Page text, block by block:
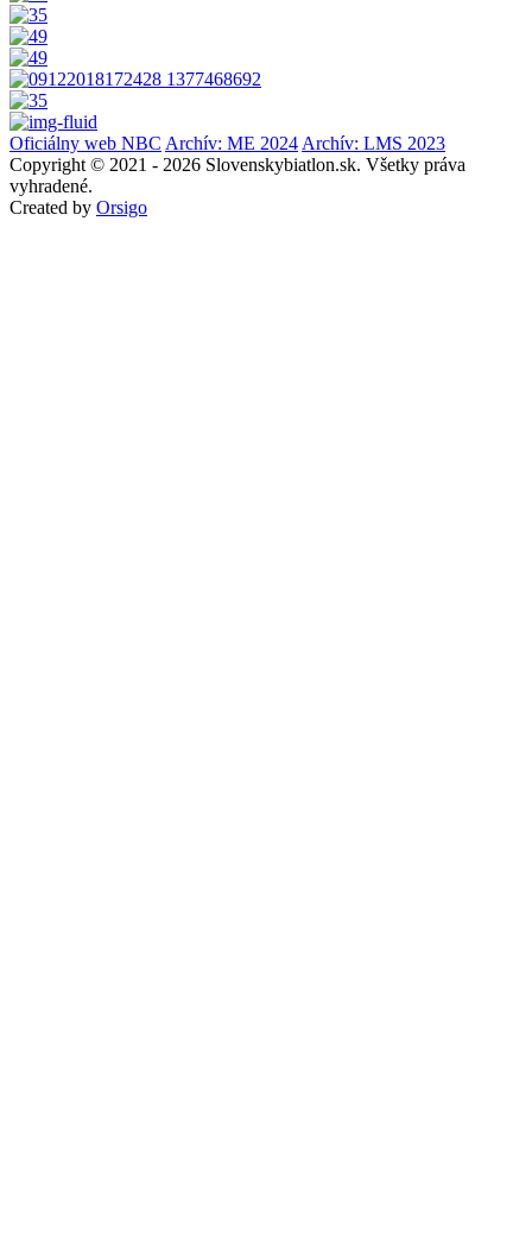
Oficiálny web NBC Archív: ME 2024Archív: LMS 2023
Copyright © 2021 - 2026 Slovenskybiatlon.sk. Všetky práva
vyhradené.
Created by Orsigo